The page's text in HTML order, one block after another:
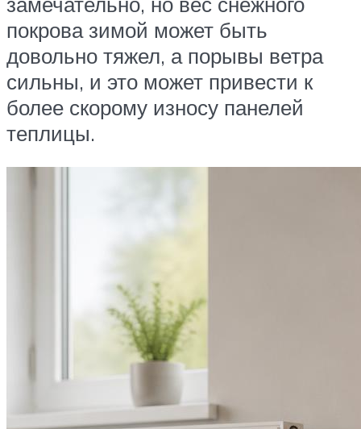
покрова зимой может быть
довольно тяжел, а порывы ветра
сильны, и это может привести к
более скорому износу панелей
теплицы.